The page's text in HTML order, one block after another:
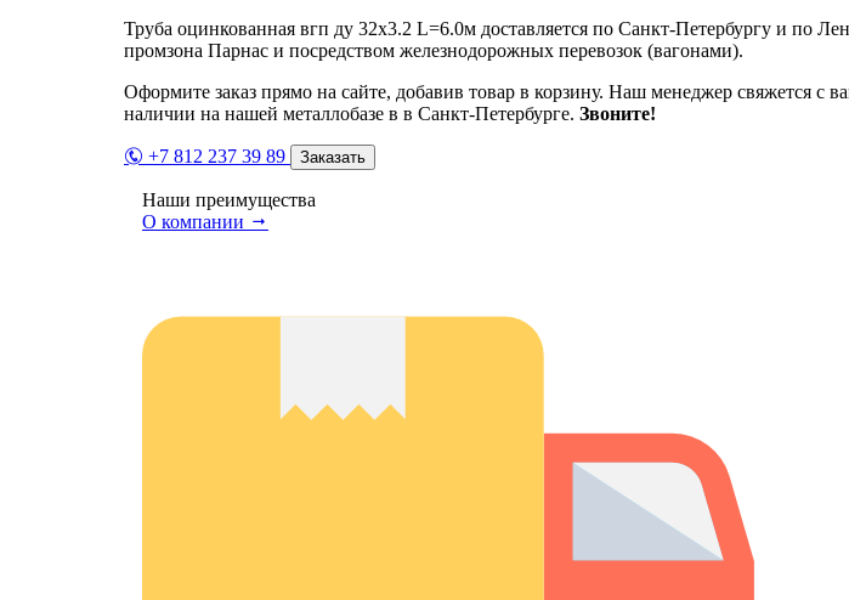
Труба оцинкованная вгп ду 32х3.2 L=6.0м доставляется по Санкт-Петербургу и по
промзона Парнас и посредством железнодорожных перевозок (вагонами).
Оформите заказ прямо на сайте, добавив товар в корзину. Наш менеджер свяжется с
наличии на нашей металлобазе в в Санкт-Петербурге. Звоните!
+7 812 237 39 89 Заказать
Наши преимущества
О компании